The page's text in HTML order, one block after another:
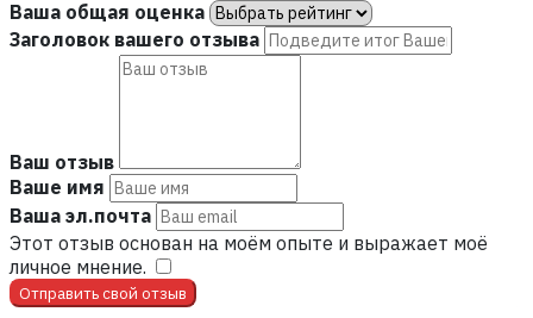
Ваша общая оценка
Заголовок вашего отзыва
Ваш отзыв
Ваше имя
Ваша эл.почта
Этот отзыв основан на моём опыте и выражает моё
личное мнение.
Отправить свой отзыв